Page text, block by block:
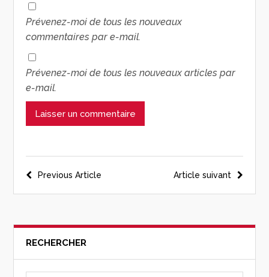
Prévenez-moi de tous les nouveaux
commentaires par e-mail.
Prévenez-moi de tous les nouveaux articles par
e-mail.
Article suivant
Previous Article
RECHERCHER